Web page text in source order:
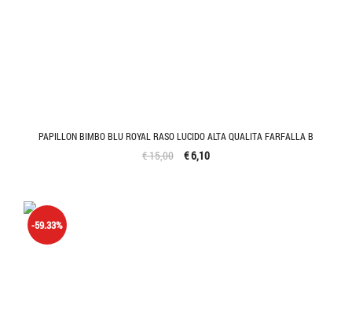
PAPILLON BIMBO BLU ROYAL RASO LUCIDO ALTA QUALITA FARFALLA B
€ 15,00 € 6,10
-59.33%